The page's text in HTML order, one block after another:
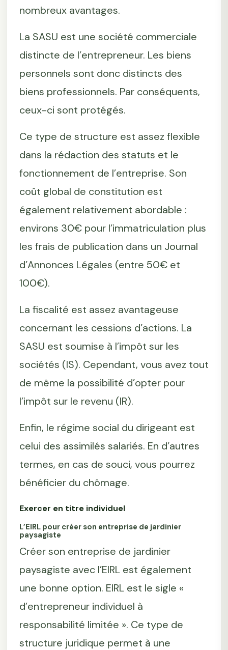
nombreux avantages.
La SASU est une société commerciale
distincte de l’entrepreneur. Les biens
personnels sont donc distincts des
biens professionnels. Par conséquents,
ceux-ci sont protégés.
Ce type de structure est assez flexible
dans la rédaction des statuts et le
fonctionnement de l’entreprise. Son
coût global de constitution est
également relativement abordable :
environs 30€ pour l’immatriculation plus
les frais de publication dans un Journal
d’Annonces Légales (entre 50€ et
100€).
La fiscalité est assez avantageuse
concernant les cessions d’actions. La
SASU est soumise à l’impôt sur les
sociétés (IS). Cependant, vous avez tout
de même la possibilité d’opter pour
l’impôt sur le revenu (IR).
Enfin, le régime social du dirigeant est
celui des assimilés salariés. En d’autres
termes, en cas de souci, vous pourrez
bénéficier du chômage.
Exercer en titre individuel
L’EIRL pour créer son entreprise de jardinier
paysagiste
Créer son entreprise de jardinier
paysagiste avec l’EIRL est également
une bonne option. EIRL est le sigle «
d’entrepreneur individuel à
responsabilité limitée ». Ce type de
structure juridique permet à une